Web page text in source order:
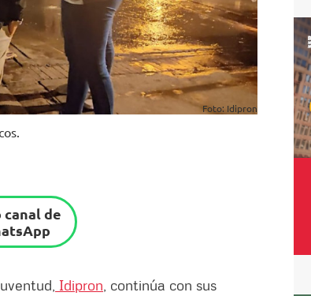
Foto: Idipron
de
Idipron , continúa con sus